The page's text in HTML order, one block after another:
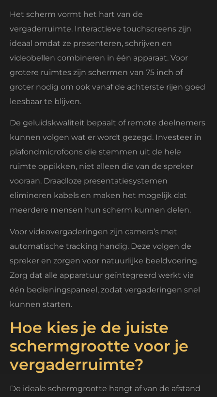
Het scherm vormt het hart van de
vergaderruimte. Interactieve touchscreens zijn
ideaal omdat ze presenteren, schrijven en
videobellen combineren in één apparaat. Voor
grotere ruimtes zijn schermen van 75 inch of
groter nodig om ook vanaf de achterste rijen goed
leesbaar te blijven.
De geluidskwaliteit bepaalt of remote deelnemers
kunnen volgen wat er wordt gezegd. Investeer in
plafondmicrofoons die stemmen uit de hele
ruimte oppikken, niet alleen die van de spreker
vooraan. Draadloze presentatiesystemen
elimineren kabels en maken het mogelijk dat
meerdere mensen hun scherm kunnen delen.
Voor videovergaderingen zijn camera’s met
automatische tracking handig. Deze volgen de
spreker en zorgen voor natuurlijke beeldvoering.
Zorg dat alle apparatuur geïntegreerd werkt via
één bedieningspaneel, zodat vergaderingen snel
kunnen starten.
Hoe kies je de juiste
schermgrootte voor je
vergaderruimte?
De ideale schermgrootte hangt af van de afstand